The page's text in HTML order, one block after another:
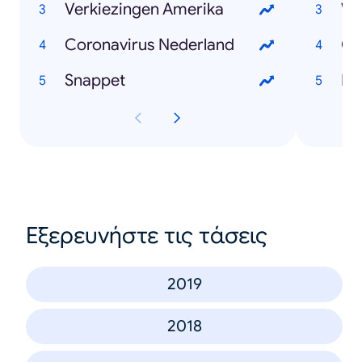
Verkiezingen Amerika
Coronavirus Nederland
Snappet
Εξερευνήστε τις τάσεις
2019
2018